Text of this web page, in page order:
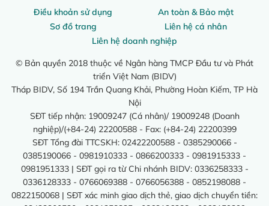
Điều khoản sử dụng
An toàn & Bảo mật
Sơ đồ trang
Liên hệ cá nhân
Liên hệ doanh nghiệp
© Bản quyền 2018 thuộc về Ngân hàng TMCP Đầu tư và Phát
triển Việt Nam (BIDV)
Tháp BIDV, Số 194 Trần Quang Khải, Phường Hoàn Kiếm, TP Hà
Nội
SĐT tiếp nhận: 19009247 (Cá nhân)/ 19009248 (Doanh
nghiệp)/(+84-24) 22200588 - Fax: (+84-24) 22200399
SĐT Tổng đài TTCSKH: 02422200588 - 0385290066 -
0385190066 - 0981910333 - 0866200333 - 0981915333 -
0981951333 | SĐT gọi ra từ Chi nhánh BIDV: 0336258333 -
0336128333 - 0766069388 - 0766056388 - 0852198088 -
0822150068 | SĐT xác minh giao dịch thẻ, giao dịch chuyển tiền: